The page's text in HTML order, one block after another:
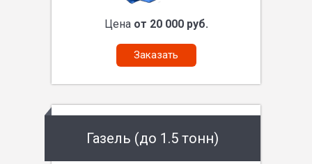
Цена от 20 000 руб.
Заказать
Газель (до 1.5 тонн)